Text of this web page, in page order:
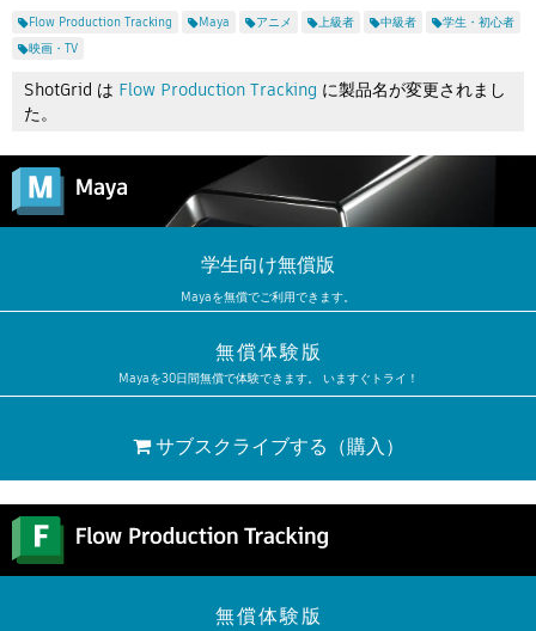
Flow Production Tracking Maya アニメ 上級者 中級者
学生・初心者
映画・TV
ShotGrid は Flow Production Tracking に製品名が変更されまし
た。
学生向け無償版
Mayaを無償でご利用できます。
無償体験版
Mayaを30日間無償で体験できます。 いますぐトライ！
サブスクライブする （購入）
無償体験版